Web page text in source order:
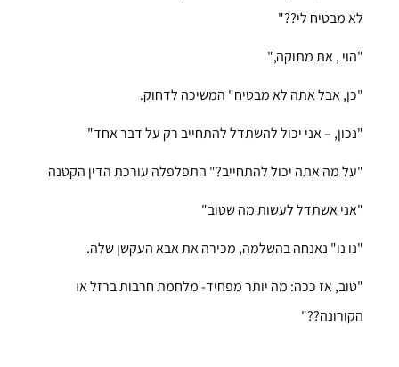
לא מבטיח לי??"
"הוי , את מתוקה,"
"כן, אבל אתה לא מבטיח" המשיכה לדחוק.
"נכון, – אני יכול להשתדל להתחייב רק על דבר אחד"
"על מה אתה יכול להתחייב?" התפלפלה עורכת הדין הקטנה
"אני אשתדל לעשות מה שטוב"
"נו נו" נאנחה בהשלמה, מכירה את אבא העקשן שלה.
"טוב, אז ככה: מה יותר מפחיד- מלחמת חרבות ברזל או
הקורונה??"